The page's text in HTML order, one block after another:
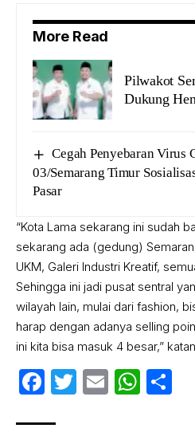
More Read
Pilwakot
Dukung
Cegah Penyebaran Virus
03/Semarang Timur
Pasar
“Kota Lama sekarang ini sudah
sekarang ada (gedung)
UKM, Galeri Industri Kreatif,
Sehingga ini jadi pusat sentral
wilayah lain, mulai dari fashion,
harap dengan adanya selling
ini kita bisa masuk 4 besar,”
Facebook
Twitter
Email